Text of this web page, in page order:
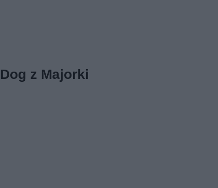
Dog z Majorki